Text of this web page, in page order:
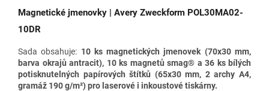
Magnetické jmenovky | Avery Zweckform POL30MA02-
10DR
Sada obsahuje: 10 ks magnetických jmenovek (70x30 mm,
barva okrajů antracit), 10 ks magnetů smag® a 36 ks bílých
potisknutelných papírových štítků (65x30 mm, 2 archy A4,
gramáž 190g/m²) pro laserové i inkoustové tiskárny.